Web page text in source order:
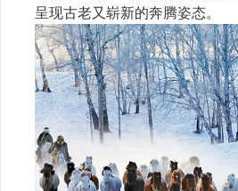
呈现古老又崭新的奔腾姿态。